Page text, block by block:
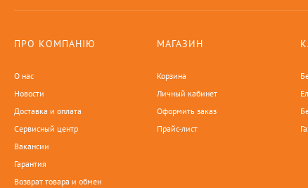
ПРО КОМПАНІЮ
О нас
Новости
Доставка и оплата
Сервисный центр
Вакансии
Гарантия
Возврат товара и обмен
МАГАЗИН
Корзина
Личный кабинет
Оформить заказ
Прайс-лист